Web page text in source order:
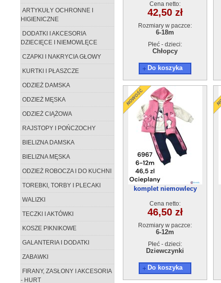
ARTYKUŁY OCHRONNE I
HIGIENICZNE
DODATKI I AKCESORIA
DZIECIĘCE I NIEMOWLĘCE
CZAPKI I NAKRYCIA GŁOWY
KURTKI I PŁASZCZE
ODZIEŻ DAMSKA
ODZIEŻ MĘSKA
ODZIEŻ CIĄŻOWA
RAJSTOPY I POŃCZOCHY
BIELIZNA DAMSKA
BIELIZNA MĘSKA
ODZIEŻ ROBOCZA I DO KUCHNI
TOREBKI, TORBY I PLECAKI
WALIZKI
TECZKI I AKTÓWKI
KOSZE PIKNIKOWE
GALANTERIA I DODATKI
ZABAWKI
FIRANY, ZASŁONY I AKCESORIA
- HURT
Cena netto:
42,50 zł
Rozmiary w paczce:
6-18m
Płeć - dzieci:
Chłopcy
Do koszyka
komplet niemowlecy
Cena netto:
46,50 zł
Rozmiary w paczce:
6-12m
Płeć - dzieci:
Dziewczynki
Do koszyka